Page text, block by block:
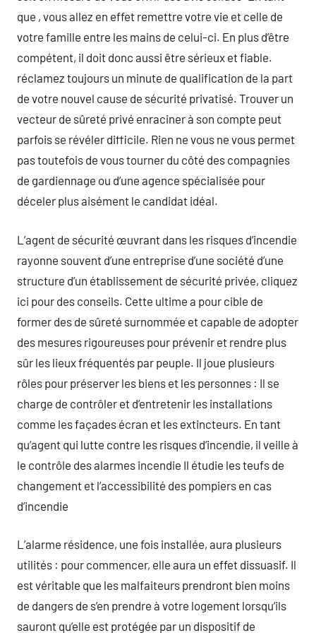
que , vous allez en effet remettre votre vie et celle de
votre famille entre les mains de celui-ci. En plus d’être
compétent, il doit donc aussi être sérieux et fiable.
réclamez toujours un minute de qualification de la part
de votre nouvel cause de sécurité privatisé. Trouver un
vecteur de sûreté privé enraciner à son compte peut
parfois se révéler difficile. Rien ne vous ne vous permet
pas toutefois de vous tourner du côté des compagnies
de gardiennage ou d’une agence spécialisée pour
déceler plus aisément le candidat idéal.
L’agent de sécurité œuvrant dans les risques d’incendie
rayonne souvent d’une entreprise d’une société d’une
structure d’un établissement de sécurité privée, cliquez
ici pour des conseils. Cette ultime a pour cible de
former des de sûreté surnommée et capable de adopter
des mesures rigoureuses pour prévenir et rendre plus
sûr les lieux fréquentés par peuple. Il joue plusieurs
rôles pour préserver les biens et les personnes : Il se
charge de contrôler et d’entretenir les installations
comme les façades écran et les extincteurs. En tant
qu’agent qui lutte contre les risques d’incendie, il veille à
le contrôle des alarmes incendie Il étudie les teufs de
changement et l’accessibilité des pompiers en cas
d’incendie
L’alarme résidence, une fois installée, aura plusieurs
utilités : pour commencer, elle aura un effet dissuasif. Il
est véritable que les malfaiteurs prendront bien moins
de dangers de s’en prendre à votre logement lorsqu’ils
sauront qu’elle est protégée par un dispositif de